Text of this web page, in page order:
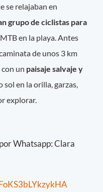
se relajaban en
grupo de ciclistas para
en la playa. Antes
de unos 3 km
un paisaje salvaje y
sol en la orilla, garzas,
explorar.
Whatsapp: Clara